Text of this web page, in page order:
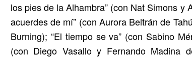
los pies de la Alhambra” (con Nat Simons y
acuerdes de mí” (con Aurora Beltrán de
Burning); “El tiempo se va” (con Sabino
(con Diego Vasallo y Fernando Madina